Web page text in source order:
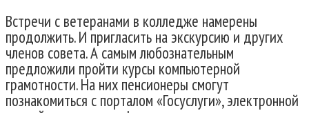
Встречи с ветеранами в колледже намерены
продолжить. И пригласить на экскурсию и других
членов совета. А самым любознательным
предложили пройти курсы компьютерной
грамотности. На них пенсионеры смогут
познакомиться с порталом «Госуслуги», электронной